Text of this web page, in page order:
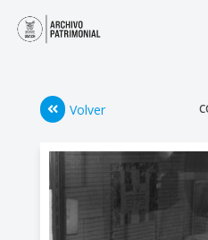
Volver